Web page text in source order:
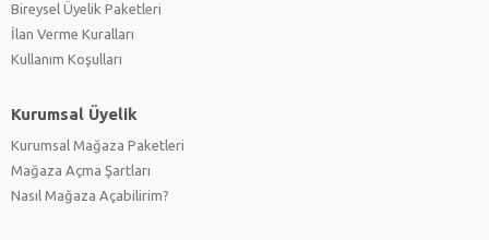
Bireysel Üyelik Paketleri
İlan Verme Kuralları
Kullanım Koşulları
Kurumsal Üyelik
Kurumsal Mağaza Paketleri
Mağaza Açma Şartları
Nasıl Mağaza Açabilirim?